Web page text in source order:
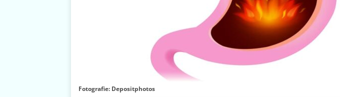
Fotografie: Depositphotos